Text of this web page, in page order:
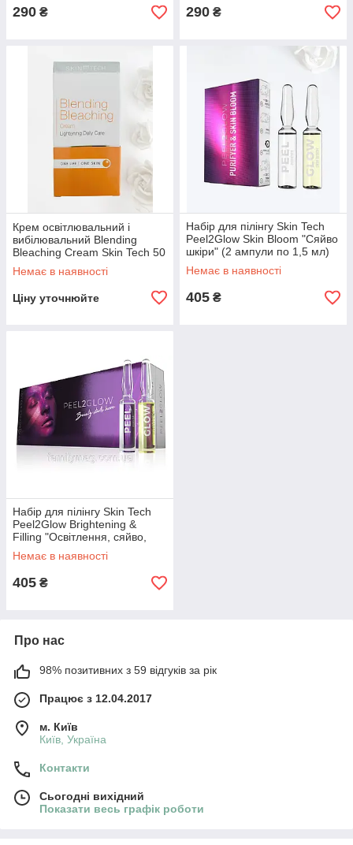
290 ₴ 290 ₴
Крем освітлювальний і
вибілювальний Blending
Bleaching Cream Skin Tech 50
мл
Немає в наявності
Ціну уточнюйте
Набір для пілінгу Skin Tech
Peel2Glow Skin Bloom "Сяйво
шкіри" (2 ампули по 1,5 мл)
Немає в наявності
405 ₴
Набір для пілінгу Skin Tech
Peel2Glow Brightening &
Filling "Освітлення, сяйво,
ліфтинг"
Немає в наявності
405 ₴
Про нас
98% позитивних з 59 відгуків за рік
Працює з 12.04.2017
м. Київ
Київ, Україна
Контакти
Сьогодні вихідний
Показати весь графік роботи